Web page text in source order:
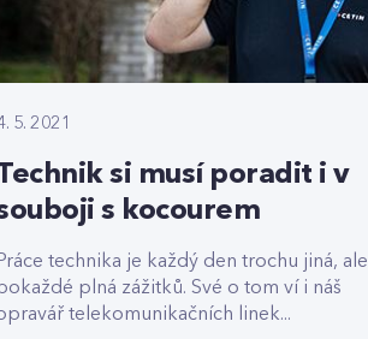
5. 2021
si musí poradit i v
s kocourem
Práce technika je každý den trochu jiná, ale
plná zážitků. Své o tom ví i náš
telekomunikačních linek...